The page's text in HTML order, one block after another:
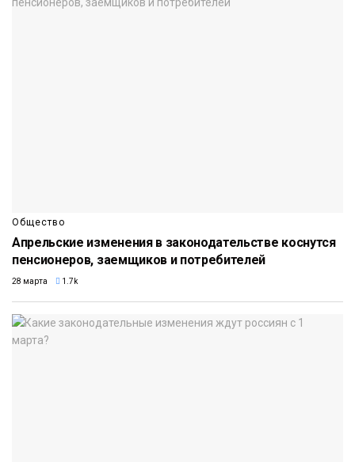
Общество
Апрельские изменения в законодательстве коснутся
пенсионеров, заемщиков и потребителей
28 марта 1.7k